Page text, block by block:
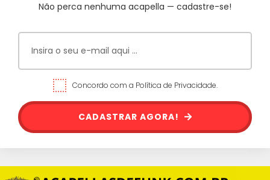
Não perca nenhuma acapella — cadastre-se!
Concordo com a Política de Privacidade.
CADASTRAR AGORA!